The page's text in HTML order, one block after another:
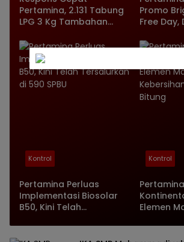
Pertamina, 2.131 Tabung
LPG 3 Kg Tambahan
Wilayah Sulsel
Promo
Free Day,
Kontrol
Pertamina Perluas
Implementasi Biosolar
B50, Kini Telah
Kontrol
Elemen